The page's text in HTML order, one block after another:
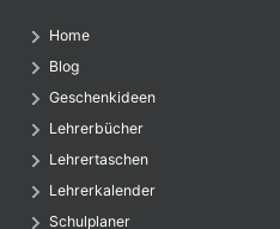
Home
Blog
Geschenkideen
Lehrerbücher
Lehrertaschen
Lehrerkalender
Schulplaner